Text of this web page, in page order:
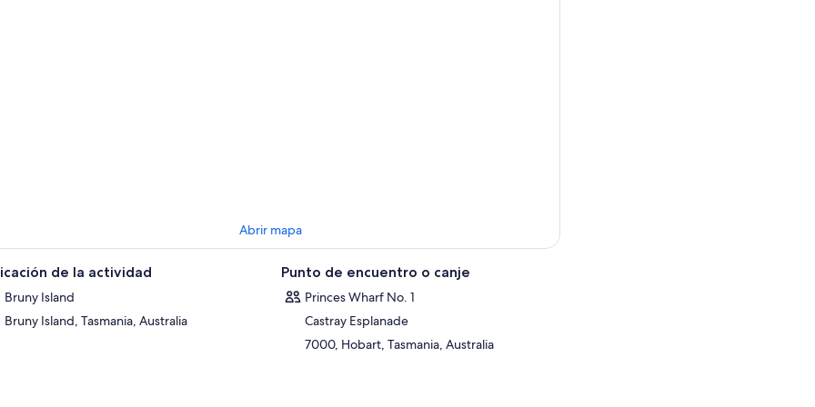
Abrir mapa
de la actividad
Bruny Island
Bruny Island, Tasmania, Australia
Punto de encuentro o canje
Princes Wharf No. 1
Castray Esplanade
7000, Hobart, Tasmania, Australia